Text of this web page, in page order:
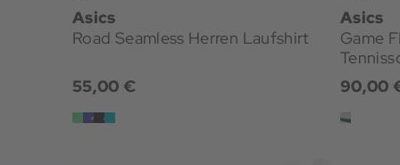
Asics
Road Seamless Herren Laufshirt
55,00 €
Asics
Game
90,00